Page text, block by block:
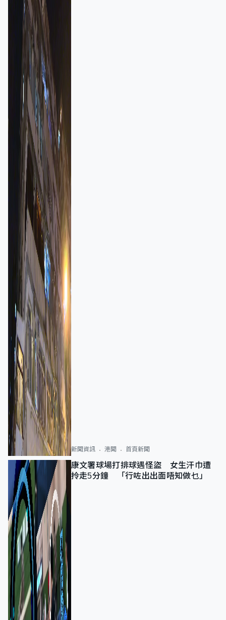
新聞資訊 港聞 首頁新聞
康文署球場打排球遇怪盜 女生汗巾遭
拎走5分鐘 「行咗出出面唔知做乜」